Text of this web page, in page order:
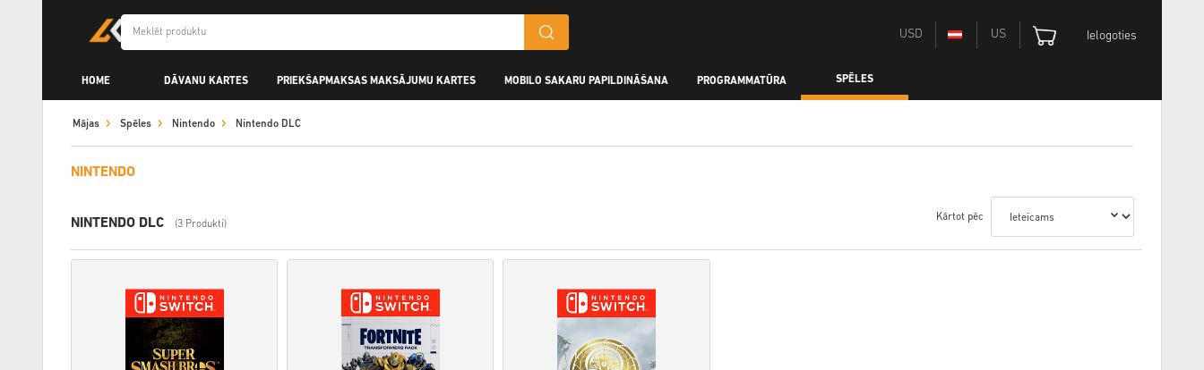
USD US Ielogoties
HOME DĀVANU KARTES PRIEKŠAPMAKSAS MAKSĀJUMU KARTES MOBILO SAKARU PAPILDINĀŠANA PROGRAMMATŪRA SPĒLES
Mājas Spēles Nintendo Nintendo DLC
NINTENDO
NINTENDO DLC (3 Produkti)
Kārtot pēc